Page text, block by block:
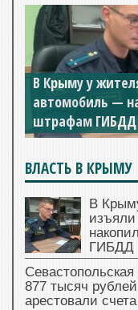
В Крыму у
автомобиль —
штрафам ГИБДД
заплатила 877
долга —
ВЛАСТЬ В КРЫМУ
В
ГИБДД
877 тысяч
арестовали счета